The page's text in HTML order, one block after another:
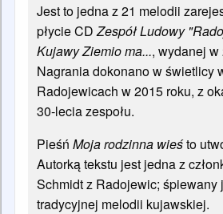
Jest to jedna z 21 melodii
płycie CDZespół Ludowy
Kujawy Ziemio ma..., wydanej w
Nagrania dokonano w świetlicy
Radojewicach w 2015 roku, z
30-lecia zespołu.
Pieśń Moja rodzinna wieśto
Autorką tekstu jest jedna z
Schmidt z Radojewic; śpiewany
tradycyjnej melodii kujawskiej.